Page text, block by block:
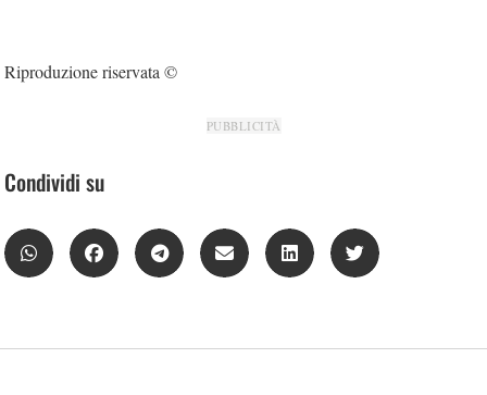
Riproduzione riservata ©
PUBBLICITÀ
Condividi su